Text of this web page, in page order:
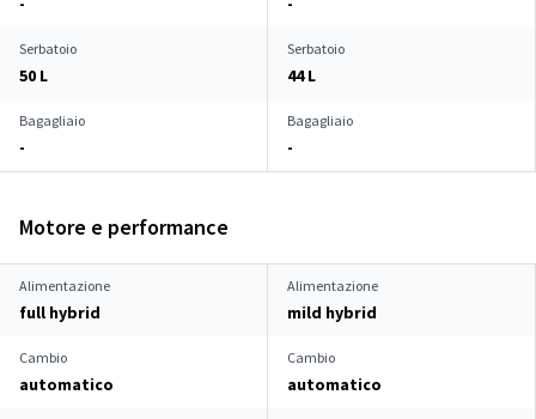
Serbatoio
50 L
Serbatoio
44 L
Bagagliaio
-
Bagagliaio
-
Motore e performance
Alimentazione
full hybrid
Alimentazione
mild hybrid
Cambio
automatico
Cambio
automatico